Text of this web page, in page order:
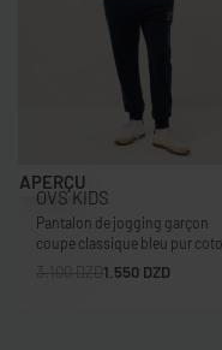
-50% OFF
APERÇU
OVS KIDS
Pantalon de jogging garçon
coupe classique bleu pur
1.550 DZD